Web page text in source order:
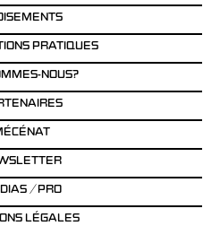
PRATIQUES
NOUS?
/ PRO
LÉGALES